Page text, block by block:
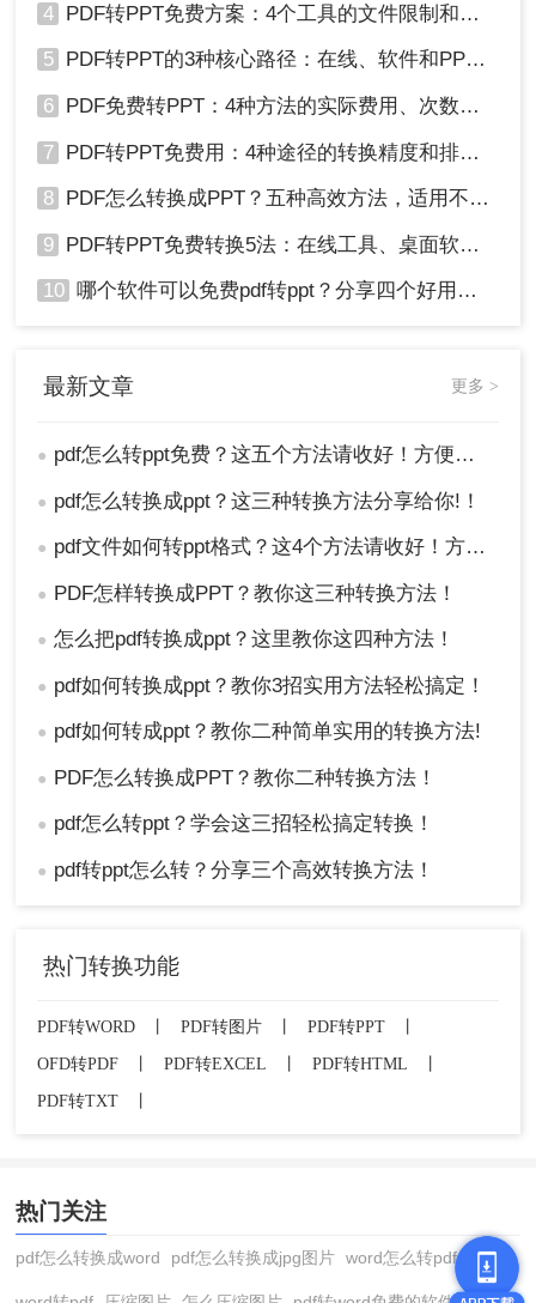
4 PDF转PPT免费方案：4个工具的文件限制和输出质量对比！
5 PDF转PPT的3种核心路径：在线、软件和PPT自带的适用范围！
6 PDF免费转PPT：4种方法的实际费用、次数限制和效果！
7 PDF转PPT免费用：4种途径的转换精度和排版保留能力对比！
8 PDF怎么转换成PPT？五种高效方法，适用不同场景全解析！
9 PDF转PPT免费转换5法：在线工具、桌面软件和PPT插件的优劣！
10 哪个软件可以免费pdf转ppt？分享四个好用的转换工具！
最新文章 更多 >
● pdf怎么转ppt免费？这五个方法请收好！方便又好用！
● pdf怎么转换成ppt？这三种转换方法分享给你!！
● pdf文件如何转ppt格式？这4个方法请收好！方便又好用！
● PDF怎样转换成PPT？教你这三种转换方法！
● 怎么把pdf转换成ppt？这里教你这四种方法！
● pdf如何转换成ppt？教你3招实用方法轻松搞定！
● pdf如何转成ppt？教你二种简单实用的转换方法!
● PDF怎么转换成PPT？教你二种转换方法！
● pdf怎么转ppt？学会这三招轻松搞定转换！
● pdf转ppt怎么转？分享三个高效转换方法！
热门转换功能
PDF转WORD PDF转图片 PDF转PPT
OFD转PDF
PDF转EXCEL PDF转HTML
PDF转TXT
热门关注
pdf怎么转换成word pdf怎么转换成jpg图片 word怎么转pdf